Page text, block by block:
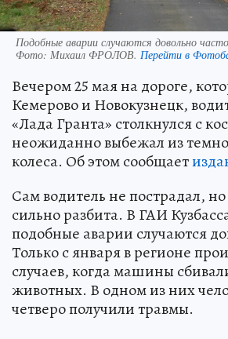
Подобные аварии случаются довольно
Фото: Михаил ФРОЛОВ. Перейти в
Вечером 25 мая на дороге,
Кемерово и Новокузнецк,
«Лада Гранта» столкнулся с
неожиданно выбежал из
колеса. Об этом сообщает
Сам водитель не пострадал,
сильно разбита. В ГАИ
подобные аварии случаются
Только с января в регионе
случаев, когда машины
животных. В одном из них
четверо получили травмы.